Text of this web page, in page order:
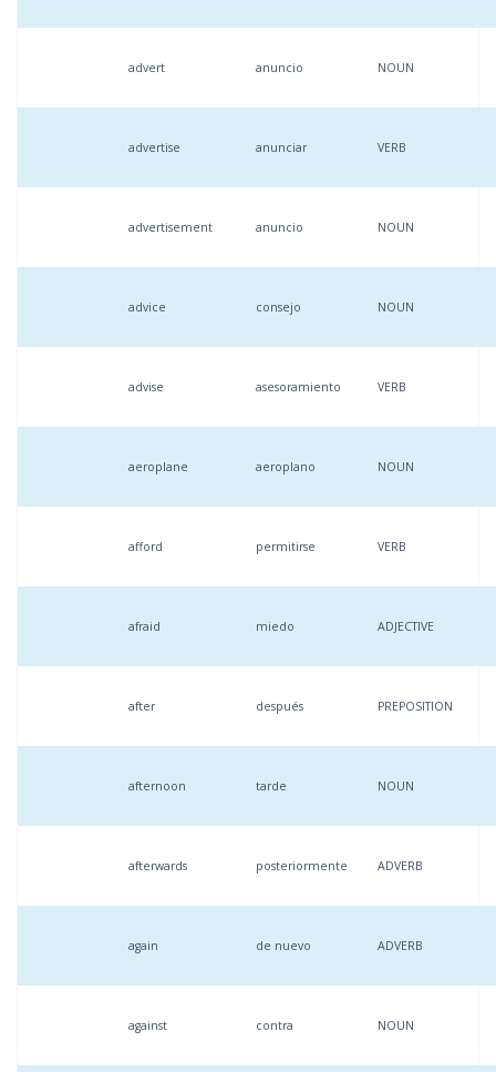
advert anuncio NOUN
advertise anunciar VERB
advertisement anuncio NOUN
advice consejo NOUN
advise asesoramiento VERB
aeroplane aeroplano NOUN
afford permitirse VERB
afraid miedo ADJECTIVE
after después PREPOSITION
afternoon tarde NOUN
afterwards posteriormente ADVERB
again de nuevo ADVERB
against contra NOUN